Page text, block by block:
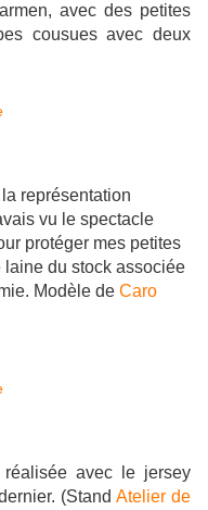
avec des petites
cousues avec deux
représentation
vu le spectacle
protéger mes petites
du stock associée
Modèle de Caro
avec le jersey
(Stand Atelier de